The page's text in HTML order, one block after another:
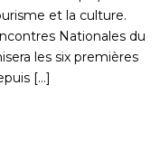
et la culture.
Nationales du
les six premières
[...]